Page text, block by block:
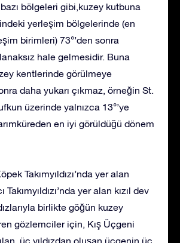
bazı bölgeleri gibi,kuzey kutbuna
yerleşim bölgelerinde (en
birimleri) 73°’den sonra
hale gelmesidir. Buna
kentlerinde görülmeye
daha yukarı çıkmaz, örneğin St.
üzerinde yalnızca 13°’ye
en iyi görüldüğü dönem
Takımyıldızı’nda yer alan
yer alan kızıl dev
birlikte göğün kuzey
gözlemciler için, Kış Üçgeni
üç yıldızdan oluşan üçgenin üç